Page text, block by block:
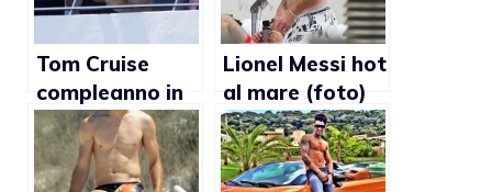
Tom Cruise
compleanno in
piscina
Lionel Messi hot
al mare (foto)